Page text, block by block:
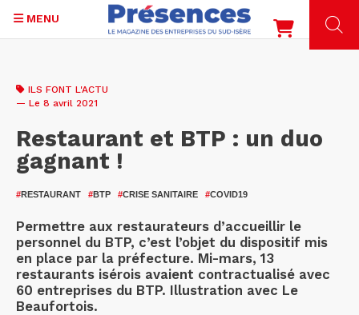
contenu
MENU
ILS FONT L'ACTU
— Le 8 avril 2021
Restaurant et BTP : un duo
gagnant !
#RESTAURANT #BTP #CRISE SANITAIRE #COVID19
Permettre aux restaurateurs d’accueillir le
personnel du BTP, c’est l’objet du dispositif mis
en place par la préfecture. Mi-mars, 13
restaurants isérois avaient contractualisé avec
60 entreprises du BTP. Illustration avec Le
Beaufortois.